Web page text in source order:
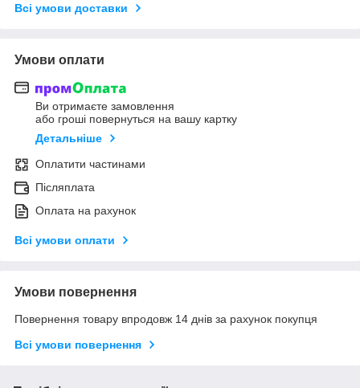
Всі умови доставки
Умови оплати
Ви отримаєте замовлення
або гроші повернуться на вашу картку
Детальніше
Оплатити частинами
Післяплата
Оплата на рахунок
Всі умови оплати
Умови повернення
Повернення товару впродовж 14 днів за рахунок покупця
Всі умови повернення